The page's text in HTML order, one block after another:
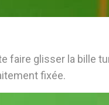
glisser la bille
fixée.